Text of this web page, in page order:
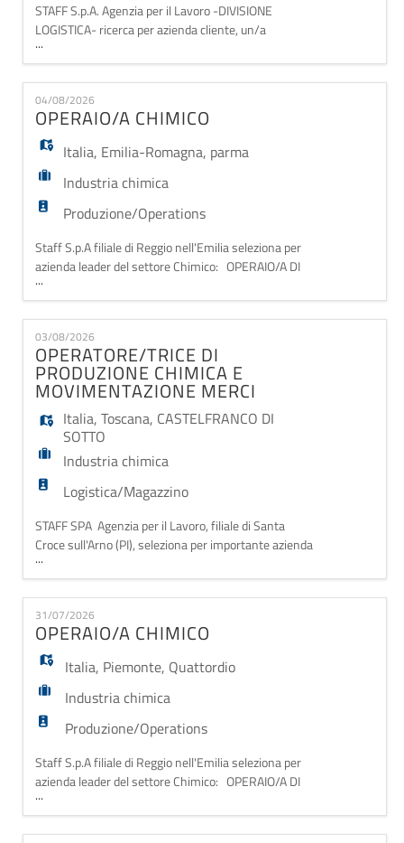
STAFF S.p.A. Agenzia per il Lavoro -DIVISIONE
LOGISTICA- ricerca per azienda cliente, un/a
ADDETTO AL CONFEZIONAMENTO La risorsa si
occuperà di - Confezionamento ed imballaggio di fine
linea - Preparazione ordini/spedizioni - Controllo
qualità del prodotto finale Si richiede - Pregressa
esperienza in ruoli analoghi - Corso di sicurezza
...
04/08/2026
OPERAIO/A CHIMICO
Italia, Emilia-Romagna, parma
Industria chimica
Produzione/Operations
Staff S.p.A filiale di Reggio nell'Emilia seleziona per
azienda leader del settore Chimico: OPERAIO/A DI
PRODUZIONE CHIMICO La risorsa sarà inserita nel
reparto di produzione come operatore di linea che si
occupi di peso, dosaggio e miscelazione del materiale.
Requisiti: - Diploma di perito chimico; - Esperienza
in linea di produzione;
...
03/08/2026
OPERATORE/TRICE DI
PRODUZIONE CHIMICA E
MOVIMENTAZIONE MERCI
Italia,Toscana, CASTELFRANCO DI
SOTTO
Industria chimica
Logistica/Magazzino
STAFF SPA Agenzia per il Lavoro, filiale di Santa
Croce sull'Arno (PI), seleziona per importante azienda
cliente operante nel settore chimico:
OPERATORE/TRICE DI PRODUZIONE CHIMICA E
MOVIMENTAZIONE MERCI Le risorse selezionate si
occuperanno di: - Movimentazione, carico di materie
prime e prodotti finiti (scarico o infustaggio) dai
reattori
...
31/07/2026
OPERAIO/A CHIMICO
Italia, Piemonte, Quattordio
Industria chimica
Produzione/Operations
Staff S.p.A filiale di Reggio nell'Emilia seleziona per
azienda leader del settore Chimico: OPERAIO/A DI
PRODUZIONE CHIMICO La risorsa sarà inserita nel
reparto di produzione come operatore di linea che si
occupi di peso, dosaggio e miscelazione del materiale.
...